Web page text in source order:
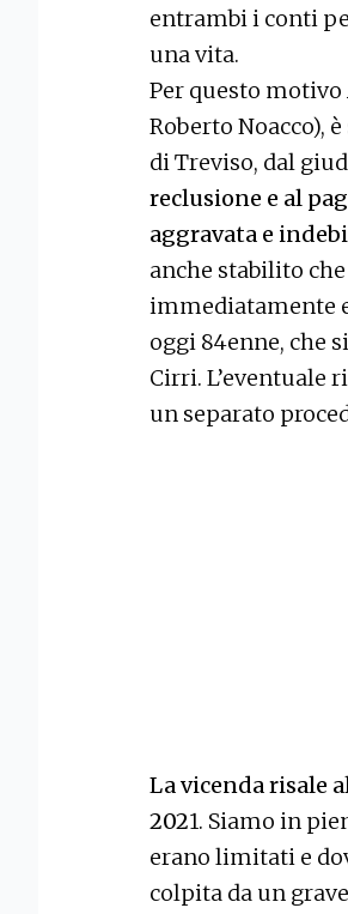
entrambi i conti
una vita.
Per questo motivo
Roberto Noacco),
di Treviso, dal
reclusione e al
aggravata e
anche stabilito
immediatamente
oggi 84enne, che
Cirri. L’eventuale
un separato
La vicenda risale
2021. Siamo in
erano limitati e
colpita da un